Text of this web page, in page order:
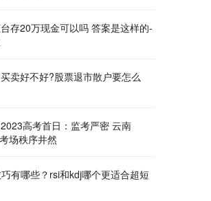
存20万现金可以吗 答案是这样的-
卖好不好?股票退市散户要怎么
高考首日：监考严密 云南
场秩序井然
有哪些？rsi和kdj哪个更适合超短